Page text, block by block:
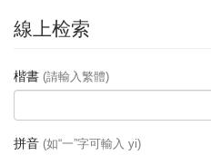
線上检索
楷書 (請輸入繁體)
拼音 (如“一”字可輸入 yi)